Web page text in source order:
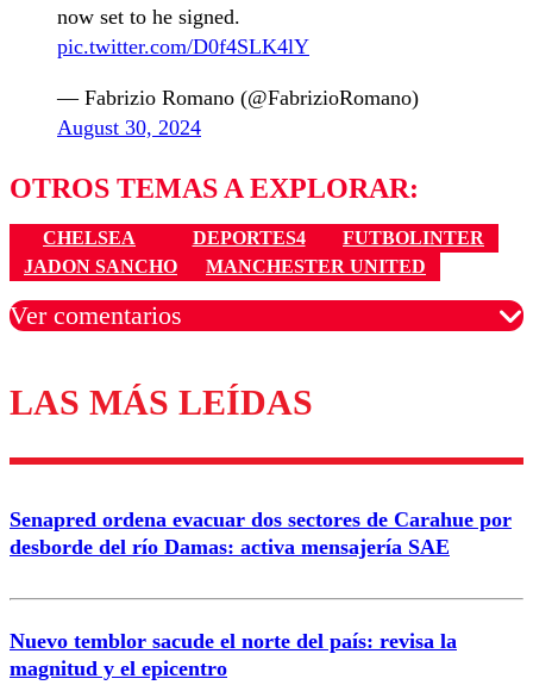
now set to he signed.
pic.twitter.com/D0f4SLK4lY
— Fabrizio Romano (@FabrizioRomano)
August 30, 2024
OTROS TEMAS A EXPLORAR:
CHELSEA DEPORTES4
FUTBOLINTER
JADON SANCHO
MANCHESTER UNITED
Ver comentarios
Los comentarios son moderados para garantizar un
diálogo respetuoso.
Correo
LAS MÁS LEÍDAS
Senapred ordena evacuar dos sectores de Carahue por
desborde del río Damas: activa mensajería SAE
Nuevo temblor sacude el norte del país: revisa la
magnitud y el epicentro